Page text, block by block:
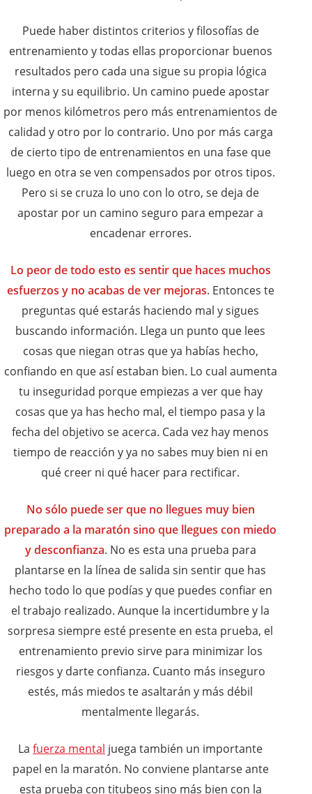
Puede haber distintos criterios y filosofías de
entrenamiento y todas ellas proporcionar buenos
resultados pero cada una sigue su propia lógica
interna y su equilibrio. Un camino puede apostar
por menos kilómetros pero más entrenamientos de
calidad y otro por lo contrario. Uno por más carga
de cierto tipo de entrenamientos en una fase que
luego en otra se ven compensados por otros tipos.
Pero si se cruza lo uno con lo otro, se deja de
apostar por un camino seguro para empezar a
encadenar errores.
Lo peor de todo esto es sentir que haces muchos
esfuerzos y no acabas de ver mejoras. Entonces te
preguntas qué estarás haciendo mal y sigues
buscando información. Llega un punto que lees
cosas que niegan otras que ya habías hecho,
confiando en que así estaban bien. Lo cual aumenta
tu inseguridad porque empiezas a ver que hay
cosas que ya has hecho mal, el tiempo pasa y la
fecha del objetivo se acerca. Cada vez hay menos
tiempo de reacción y ya no sabes muy bien ni en
qué creer ni qué hacer para rectificar.
No sólo puede ser que no llegues muy bien
preparado a la maratón sino que llegues con miedo
y desconfianza. No es esta una prueba para
plantarse en la línea de salida sin sentir que has
hecho todo lo que podías y que puedes confiar en
el trabajo realizado. Aunque la incertidumbre y la
sorpresa siempre esté presente en esta prueba, el
entrenamiento previo sirve para minimizar los
riesgos y darte confianza. Cuanto más inseguro
estés, más miedos te asaltarán y más débil
mentalmente llegarás.
La fuerza mental juega también un importante
papel en la maratón. No conviene plantarse ante
esta prueba con titubeos sino más bien con la